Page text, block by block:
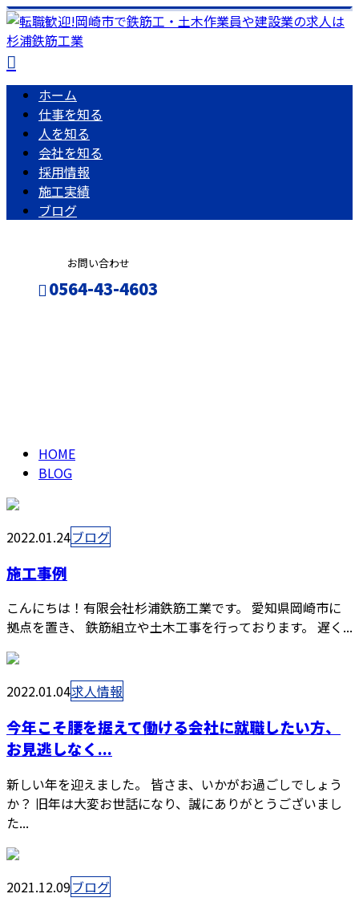
ホーム
仕事を知る
人を知る
会社を知る
採用情報
施工実績
ブログ
お問い合わせ
0564-43-4603
HOME
BLOG
2022.01.24ブログ
施工事例
こんにちは！有限会社杉浦鉄筋工業です。 愛知県岡崎市に
拠点を置き、 鉄筋組立や土木工事を行っております。 遅く...
2022.01.04求人情報
今年こそ腰を据えて働ける会社に就職したい方、
お見逃しなく...
新しい年を迎えました。 皆さま、いかがお過ごしでしょう
か？ 旧年は大変お世話になり、誠にありがとうございまし
た...
2021.12.09ブログ